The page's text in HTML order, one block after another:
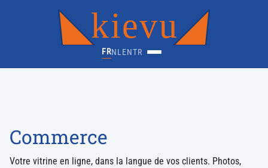
kievu
FRNL ENTR
Commerce
Votre vitrine en ligne, dans la langue de vos clients. Photos,